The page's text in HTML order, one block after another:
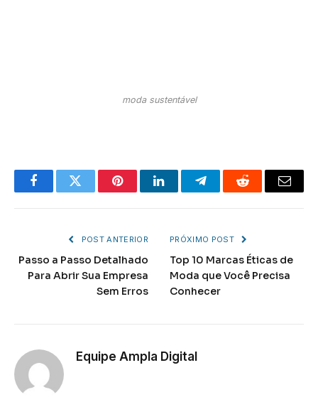
moda sustentável
FacebookTwitter PinterestLinkedInTelegramReddit Email
POST ANTERIOR
Passo a Passo Detalhado
Para Abrir Sua Empresa
Sem Erros
PRÓXIMO POST
Top 10 Marcas Éticas de
Moda que Você Precisa
Conhecer
Equipe Ampla Digital